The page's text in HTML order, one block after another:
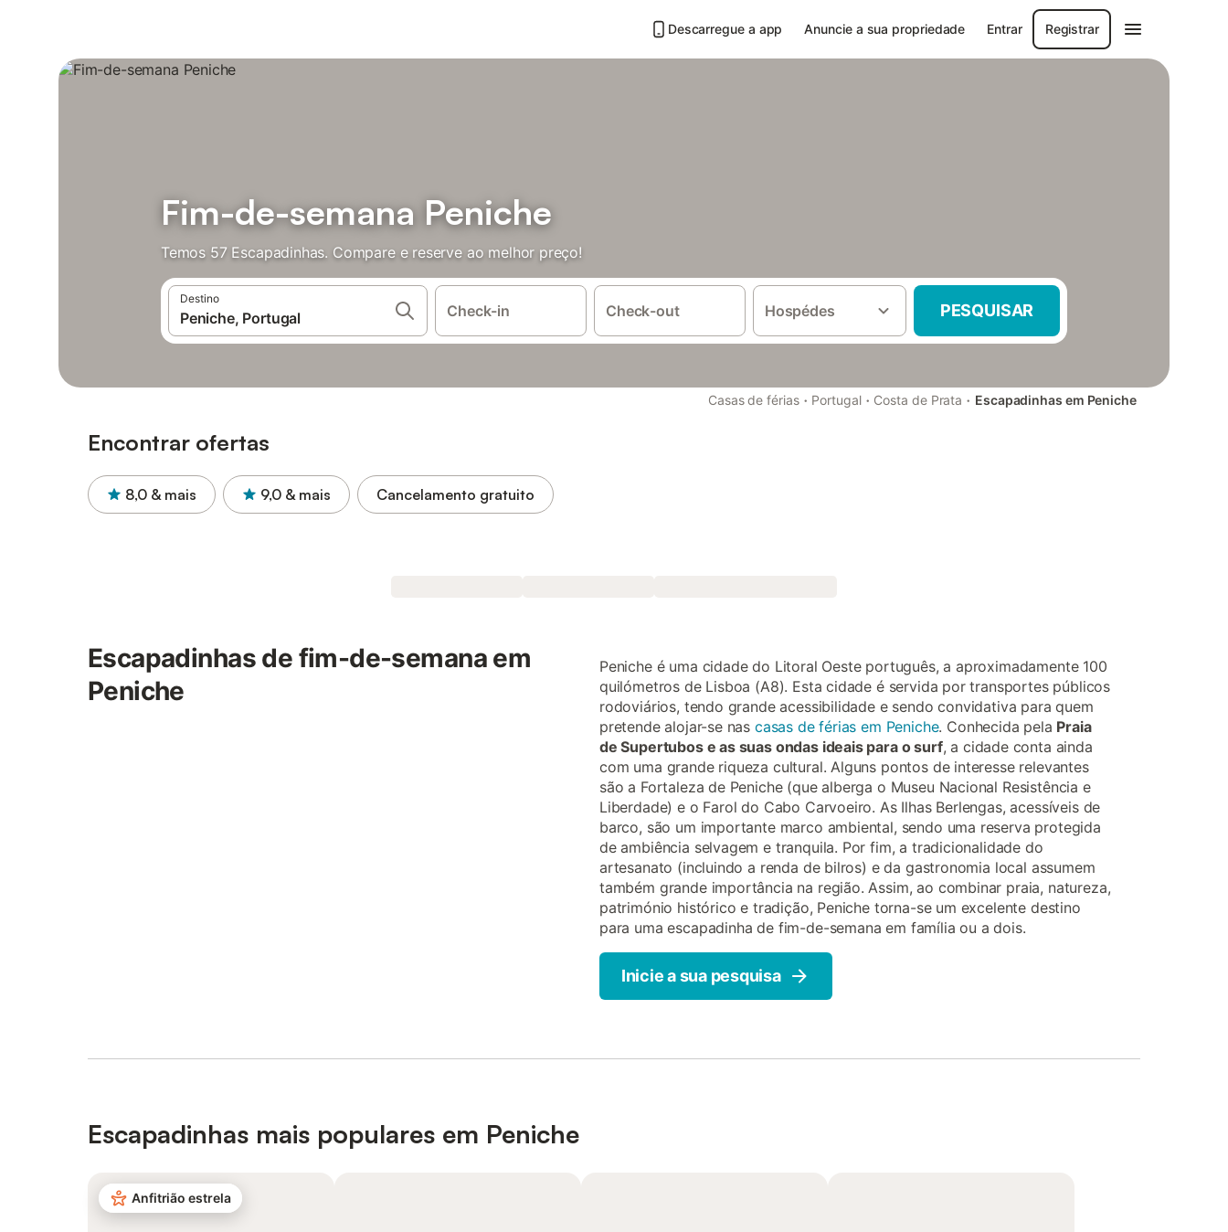
Descarregue a app Anuncie a sua propriedade Entrar Registrar
Fim-de-semana Peniche
Temos 57 Escapadinhas. Compare e reserve ao melhor preço!
Destino
Check-in Check-out Hospédes PESQUISAR
Casas de férias · Portugal · Costa de Prata · Escapadinhas em Peniche
Encontrar ofertas
8,0 & mais 9,0 & mais Cancelamento gratuito
Escapadinhas de fim-de-semana em
Peniche
Peniche é uma cidade do Litoral Oeste português, a aproximadamente 100
quilómetros de Lisboa (A8). Esta cidade é servida por transportes públicos
rodoviários, tendo grande acessibilidade e sendo convidativa para quem
pretende alojar-se nas casas de férias em Peniche. Conhecida pela Praia
de Supertubos e as suas ondas ideais para o surf, a cidade conta ainda
com uma grande riqueza cultural. Alguns pontos de interesse relevantes
são a Fortaleza de Peniche (que alberga o Museu Nacional Resistência e
Liberdade) e o Farol do Cabo Carvoeiro. As Ilhas Berlengas, acessíveis de
barco, são um importante marco ambiental, sendo uma reserva protegida
de ambiência selvagem e tranquila. Por fim, a tradicionalidade do
artesanato (incluindo a renda de bilros) e da gastronomia local assumem
também grande importância na região. Assim, ao combinar praia, natureza,
património histórico e tradição, Peniche torna-se um excelente destino
para uma escapadinha de fim-de-semana em família ou a dois.
Inicie a sua pesquisa
Escapadinhas mais populares em Peniche
Anfitrião estrela